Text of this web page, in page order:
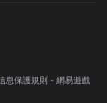
息保護規則 - 網易遊戲